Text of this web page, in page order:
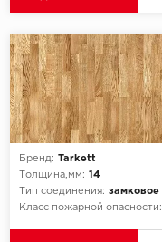
Бренд: Tarkett
Толщина,мм: 14
Тип соединения: замковое
Класс пожарной опасности: